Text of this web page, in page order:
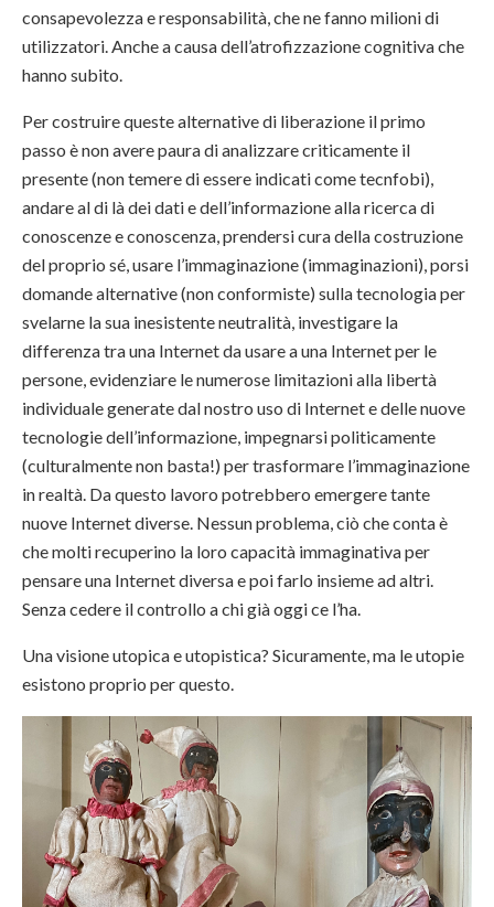
consapevolezza e responsabilità, che ne fanno milioni di
utilizzatori. Anche a causa dell’atrofizzazione cognitiva che
hanno subito.
Per costruire queste alternative di liberazione il primo
passo è non avere paura di analizzare criticamente il
presente (non temere di essere indicati come tecnfobi),
andare al di là dei dati e dell’informazione alla ricerca di
conoscenze e conoscenza, prendersi cura della costruzione
del proprio sé, usare l’immaginazione (immaginazioni), porsi
domande alternative (non conformiste) sulla tecnologia per
svelarne la sua inesistente neutralità, investigare la
differenza tra una Internet da usare a una Internet per le
persone, evidenziare le numerose limitazioni alla libertà
individuale generate dal nostro uso di Internet e delle nuove
tecnologie dell’informazione, impegnarsi politicamente
(culturalmente non basta!) per trasformare l’immaginazione
in realtà. Da questo lavoro potrebbero emergere tante
nuove Internet diverse. Nessun problema, ciò che conta è
che molti recuperino la loro capacità immaginativa per
pensare una Internet diversa e poi farlo insieme ad altri.
Senza cedere il controllo a chi già oggi ce l’ha.
Una visione utopica e utopistica? Sicuramente, ma le utopie
esistono proprio per questo.